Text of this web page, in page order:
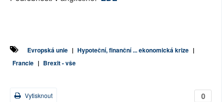
Evropská unie | Hypoteční, finanční ... ekonomická krize |
Francie | Brexit - vše
0
Vytisknout